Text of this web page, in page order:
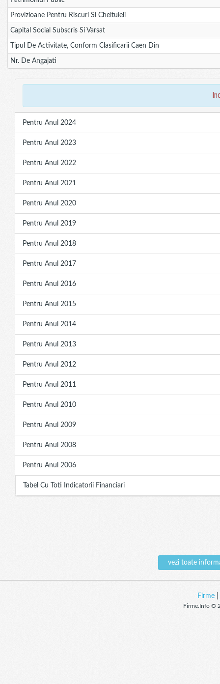
Provizioane Pentru Riscuri Si Cheltuieli
Capital Social Subscris Si Varsat
Tipul De Activitate, Conform Clasificarii Caen Din
Nr. De Angajati
Pentru Anul 2024
Pentru Anul 2023
Pentru Anul 2022
Pentru Anul 2021
Pentru Anul 2020
Pentru Anul 2019
Pentru Anul 2018
Pentru Anul 2017
Pentru Anul 2016
Pentru Anul 2015
Pentru Anul 2014
Pentru Anul 2013
Pentru Anul 2012
Pentru Anul 2011
Pentru Anul 2010
Pentru Anul 2009
Pentru Anul 2008
Pentru Anul 2006
Tabel Cu Toti Indicatorii Financiari
vezi toate
Firme|
Firme.Info ©